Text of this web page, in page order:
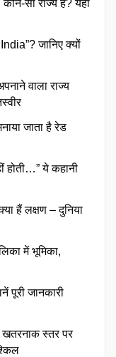
सा राज्य है? यहां
जानिए क्यों
वाला राज्य
जाता है रेड
होती…” ये कहानी
हैं लक्षण – दुनिया
में भूमिका,
पूरी जानकारी
स्तर पर